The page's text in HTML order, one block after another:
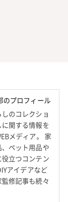
のプロフィール
しのコレクショ
関する情報を
メディア。 家
ペット用品や
立つコンテン
アイデアなど
修記事も続々